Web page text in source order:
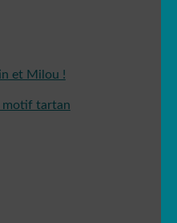
et Milou !
motif tartan